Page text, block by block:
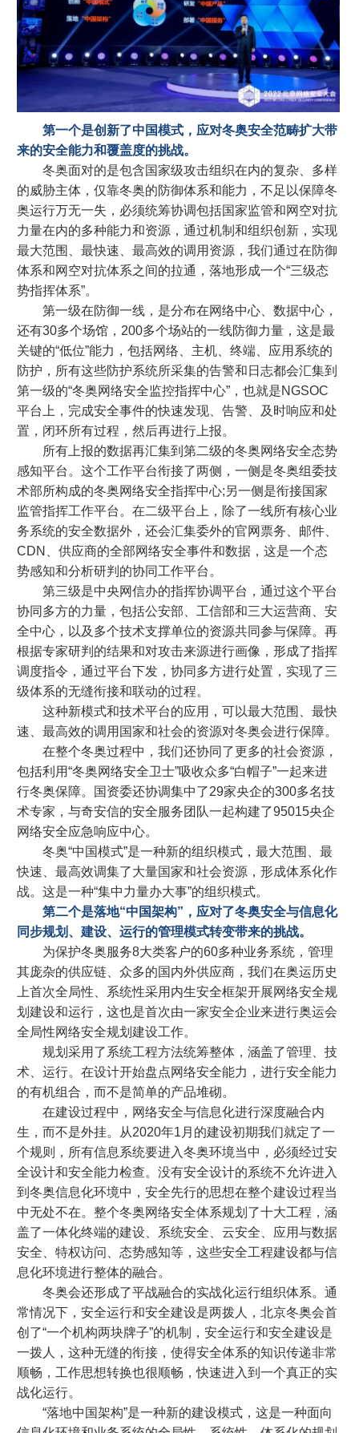
第一个是创新了中国模式，应对冬奥安全范畴扩大带
来的安全能力和覆盖度的挑战。
冬奥面对的是包含国家级攻击组织在内的复杂、多样
的威胁主体，仅靠冬奥的防御体系和能力，不足以保障冬
奥运行万无一失，必须统筹协调包括国家监管和网空对抗
力量在内的多种能力和资源，通过机制和组织创新，实现
最大范围、最快速、最高效的调用资源，我们通过在防御
体系和网空对抗体系之间的拉通，落地形成一个“三级态
势指挥体系”。
第一级在防御一线，是分布在网络中心、数据中心，
还有30多个场馆，200多个场站的一线防御力量，这是最
关键的“低位”能力，包括网络、主机、终端、应用系统的
防护，所有这些防护系统所采集的告警和日志都会汇集到
第一级的“冬奥网络安全监控指挥中心”，也就是NGSOC
平台上，完成安全事件的快速发现、告警、及时响应和处
置，闭环所有过程，然后再进行上报。
所有上报的数据再汇集到第二级的冬奥网络安全态势
感知平台。这个工作平台衔接了两侧，一侧是冬奥组委技
术部所构成的冬奥网络安全指挥中心;另一侧是衔接国家
监管指挥工作平台。在二级平台上，除了一线所有核心业
务系统的安全数据外，还会汇集委外的官网票务、邮件、
CDN、供应商的全部网络安全事件和数据，这是一个态
势感知和分析研判的协同工作平台。
第三级是中央网信办的指挥协调平台，通过这个平台
协同多方的力量，包括公安部、工信部和三大运营商、安
全中心，以及多个技术支撑单位的资源共同参与保障。再
根据专家研判的结果和对攻击来源进行画像，形成了指挥
调度指令，通过平台下发，协同多方进行处置，实现了三
级体系的无缝衔接和联动的过程。
这种新模式和技术平台的应用，可以最大范围、最快
速、最高效的调用国家和社会的资源对冬奥会进行保障。
在整个冬奥过程中，我们还协同了更多的社会资源，
包括利用“冬奥网络安全卫士”吸收众多“白帽子”一起来进
行冬奥保障。国资委还协调集中了29家央企的300多名技
术专家，与奇安信的安全服务团队一起构建了95015央企
网络安全应急响应中心。
冬奥“中国模式”是一种新的组织模式，最大范围、最
快速、最高效调集了大量国家和社会资源，形成体系化作
战。这是一种“集中力量办大事”的组织模式。
第二个是落地“中国架构”，应对了冬奥安全与信息化
同步规划、建设、运行的管理模式转变带来的挑战。
为保护冬奥服务8大类客户的60多种业务系统，管理
其庞杂的供应链、众多的国内外供应商，我们在奥运历史
上首次全局性、系统性采用内生安全框架开展网络安全规
划建设和运行，这也是首次由一家安全企业来进行奥运会
全局性网络安全规划建设工作。
规划采用了系统工程方法统筹整体，涵盖了管理、技
术、运行。在设计开始盘点网络安全能力，进行安全能力
的有机组合，而不是简单的产品堆砌。
在建设过程中，网络安全与信息化进行深度融合内
生，而不是外挂。从2020年1月的建设初期我们就定了一
个规则，所有信息系统要进入冬奥环境当中，必须经过安
全设计和安全能力检查。没有安全设计的系统不允许进入
到冬奥信息化环境中，安全先行的思想在整个建设过程当
中无处不在。整个冬奥网络安全体系规划了十大工程，涵
盖了一体化终端的建设、系统安全、云安全、应用与数据
安全、特权访问、态势感知等，这些安全工程建设都与信
息化环境进行整体的融合。
冬奥会还形成了平战融合的实战化运行组织体系。通
常情况下，安全运行和安全建设是两拨人，北京冬奥会首
创了“一个机构两块牌子”的机制，安全运行和安全建设是
一拨人，这种无缝的衔接，使得安全体系的知识传递非常
顺畅，工作思想转换也很顺畅，快速进入到一个真正的实
战化运行。
“落地中国架构”是一种新的建设模式，这是一种面向